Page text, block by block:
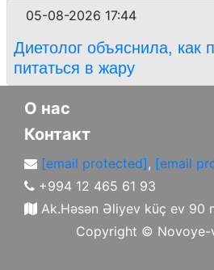
05-08-2026 17:44
Диетолог объяснила, как
питаться в жару
О нас
Контакт
[email protected], [email
+994 12 465 61 93
Ak.Həsən Əliyev küç ev 90
Copyright © Novoye-